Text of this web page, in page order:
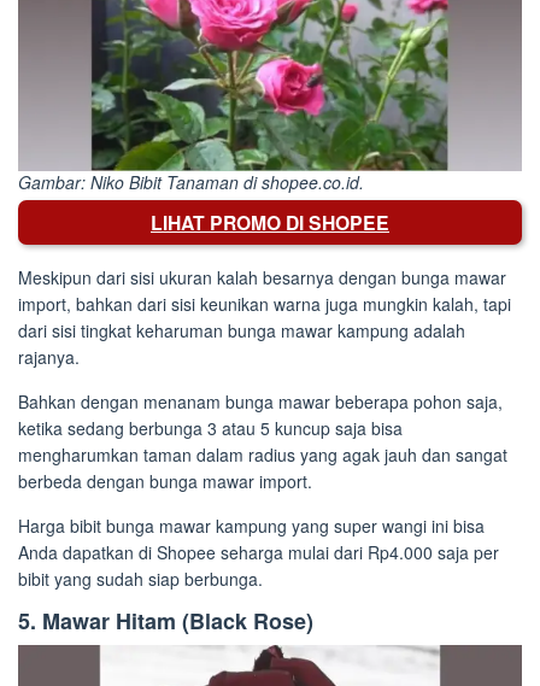
Gambar: Niko Bibit Tanaman di shopee.co.id.
LIHAT PROMO DI SHOPEE
Meskipun dari sisi ukuran kalah besarnya dengan bunga mawar
import, bahkan dari sisi keunikan warna juga mungkin kalah, tapi
dari sisi tingkat keharuman bunga mawar kampung adalah
rajanya.
Bahkan dengan menanam bunga mawar beberapa pohon saja,
ketika sedang berbunga 3 atau 5 kuncup saja bisa
mengharumkan taman dalam radius yang agak jauh dan sangat
berbeda dengan bunga mawar import.
Harga bibit bunga mawar kampung yang super wangi ini bisa
Anda dapatkan di Shopee seharga mulai dari Rp4.000 saja per
bibit yang sudah siap berbunga.
5. Mawar Hitam (Black Rose)